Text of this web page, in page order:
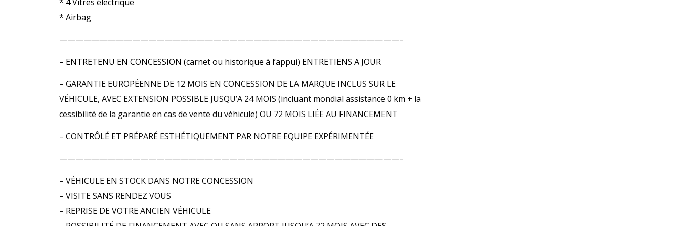
* Airbag
——————————————————————————————————————————–
– ENTRETENU EN CONCESSION (carnet ou historique à l’appui) ENTRETIENS A JOUR
– GARANTIE EUROPÉENNE DE 12 MOIS EN CONCESSION DE LA MARQUE INCLUS SUR LE
VÉHICULE, AVEC EXTENSION POSSIBLE JUSQU’A 24 MOIS (incluant mondial assistance 0 km + la
cessibilité de la garantie en cas de vente du véhicule) OU 72 MOIS LIÉE AU FINANCEMENT
– CONTRÔLÉ ET PRÉPARÉ ESTHÉTIQUEMENT PAR NOTRE EQUIPE EXPÉRIMENTÉE
——————————————————————————————————————————–
– VÉHICULE EN STOCK DANS NOTRE CONCESSION
– VISITE SANS RENDEZ VOUS
– REPRISE DE VOTRE ANCIEN VÉHICULE